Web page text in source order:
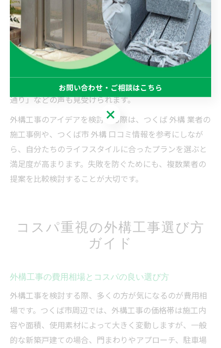
ます。特につくば市では、シンプルで機能的なデザイン
が多くの支持を集めています。
また、カーポートやサイクルポートの設置、目隠しフェ
ンスの活用、防犯性向上のためのセンサーライト導入な
ど、実用性とデザイン性を両立させた工夫が人気です。
口コミでは「業者の対応が丁寧」「仕上がりがイメージ
通り」などの声も見受けられます。
外構工事のアイデアを検討する際は、つくば 外構 業者の
施工事例や、つくば市 外構 口コミ情報を参考にしなが
ら、自分たちのライフスタイルに合ったプランを選ぶと
満足度が高まります。失敗を防ぐためにも、複数業者の
提案を比較検討することが大切です。
コスパ重視の外構工事選び方
ガイド
外構工事の費用相場とコスパの良い選び方
外構工事を検討する際、多くの方が気になるのが費用相
場です。つくば市周辺では、外構工事の価格帯は施工内
容や面積、使用素材によって大きく変動しますが、一般
的な新築戸建ての場合、門まわりやアプローチ、駐車場
お問い合わせ・ご相談はこちら
お問い合わせ・ご相談はこちら